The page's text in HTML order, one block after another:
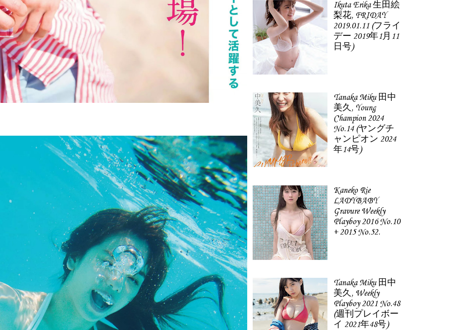
Ikuta Erika 生田絵
梨花, FRIDAY
2019.01.11 (フライ
デー 2019年1月11
日号)
Tanaka Miku 田中
美久, Young
Champion 2024
No.14 (ヤングチ
ャンピオン 2024
年14号)
Kaneko Rie
LADYBABY
Gravure Weekly
Playboy 2016 No.10
+ 2015 No.52.
Tanaka Miku 田中
美久, Weekly
Playboy 2021 No.48
(週刊プレイボー
イ 2021年48号)